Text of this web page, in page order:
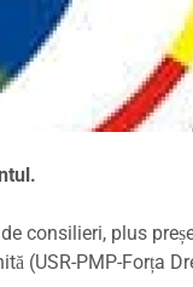
consilieri, plus
(USR-PMP-Forța